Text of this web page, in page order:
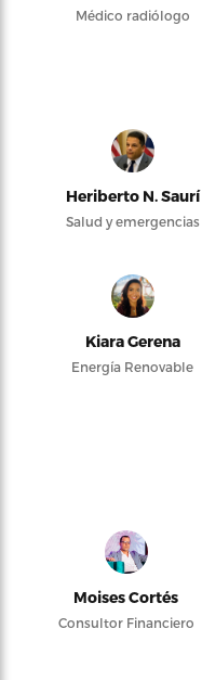
Médico radiólogo
Heriberto N. Saurí
Salud y emergencias
Kiara Gerena
Energía Renovable
Moises Cortés
Consultor Financiero